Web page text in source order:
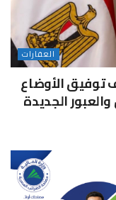
العقارات
توفيق الأوضاع
الجديدة